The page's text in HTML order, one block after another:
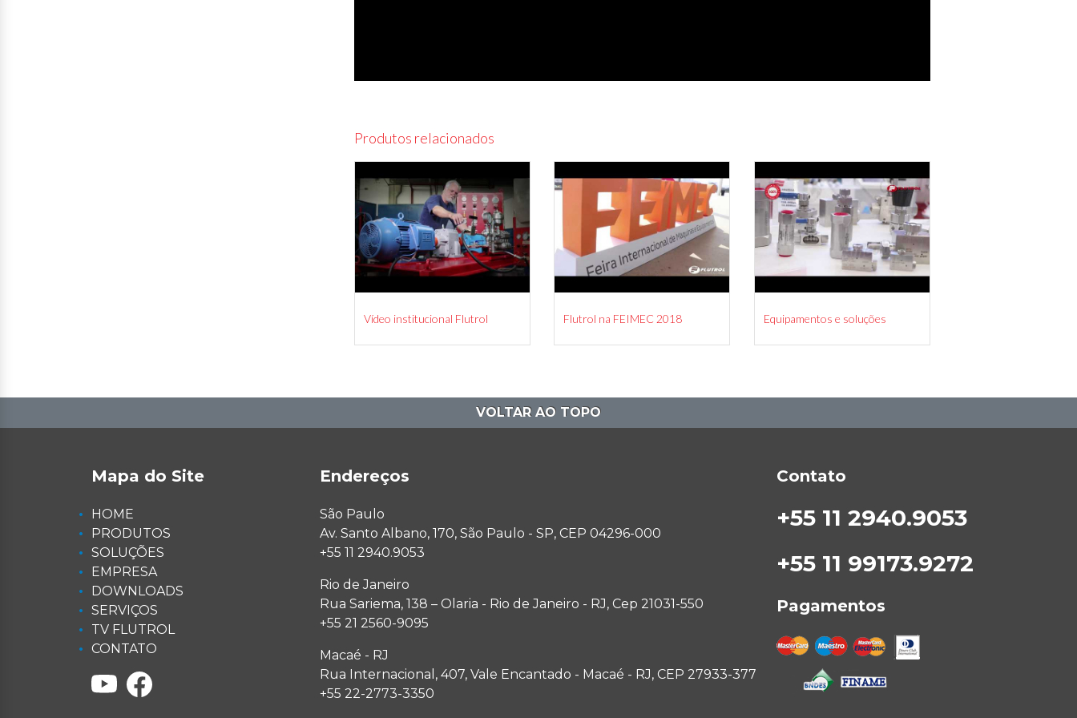
Produtos relacionados
Vídeo institucional Flutrol Flutrol na FEIMEC 2018 Equipamentos e soluções
VOLTAR AO TOPO
Mapa do Site
HOME
PRODUTOS
SOLUÇÕES
EMPRESA
DOWNLOADS
SERVIÇOS
TV FLUTROL
CONTATO
Endereços
São Paulo
Av. Santo Albano, 170, São Paulo - SP, CEP 04296-000
+55 11 2940.9053
Rio de Janeiro
Rua Sariema, 138 – Olaria - Rio de Janeiro - RJ, Cep 21031-550
+55 21 2560-9095
Macaé - RJ
Rua Internacional, 407, Vale Encantado - Macaé - RJ, CEP 27933-377
+55 22-2773-3350
Contato
+55 11 2940.9053
+55 11 99173.9272
Pagamentos